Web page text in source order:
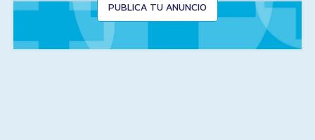
PUBLICA TU ANUNCIO